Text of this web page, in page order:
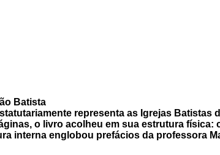
Batista
representa as Igrejas Batistas
o livro acolheu em sua estrutura física:
interna englobou prefácios da professora